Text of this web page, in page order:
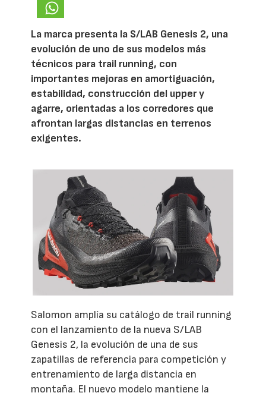
La marca presenta la S/LAB Genesis 2, una
evolución de uno de sus modelos más
técnicos para trail running, con
importantes mejoras en amortiguación,
estabilidad, construcción del upper y
agarre, orientadas a los corredores que
afrontan largas distancias en terrenos
exigentes.
Salomon amplía su catálogo de trail running
con el lanzamiento de la nueva S/LAB
Genesis 2, la evolución de una de sus
zapatillas de referencia para competición y
entrenamiento de larga distancia en
montaña. El nuevo modelo mantiene la